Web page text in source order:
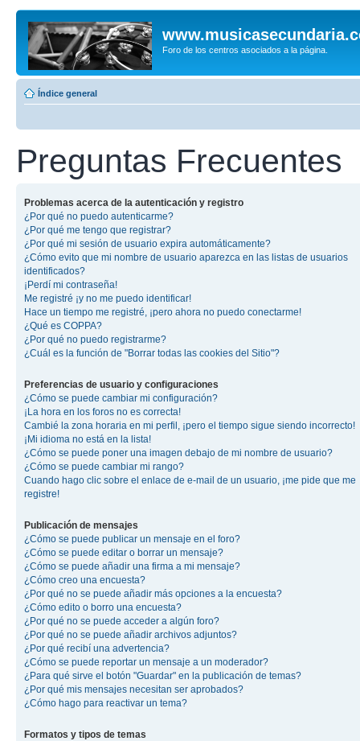
Foro de los centros asociados a la página.
Índice general
Preguntas Frecuentes
Problemas acerca de la autenticación y registro
¿Por qué no puedo autenticarme?
¿Por qué me tengo que registrar?
¿Por qué mi sesión de usuario expira automáticamente?
¿Cómo evito que mi nombre de usuario aparezca en las listas de usuarios
identificados?
¡Perdí mi contraseña!
Me registré ¡y no me puedo identificar!
Hace un tiempo me registré, ¡pero ahora no puedo conectarme!
¿Qué es COPPA?
¿Por qué no puedo registrarme?
¿Cuál es la función de "Borrar todas las cookies del Sitio"?
Preferencias de usuario y configuraciones
¿Cómo se puede cambiar mi configuración?
¡La hora en los foros no es correcta!
Cambié la zona horaria en mi perfil, ¡pero el tiempo sigue siendo incorrecto!
¡Mi idioma no está en la lista!
¿Cómo se puede poner una imagen debajo de mi nombre de usuario?
¿Cómo se puede cambiar mi rango?
Cuando hago clic sobre el enlace de e-mail de un usuario, ¡me pide que me
registre!
Publicación de mensajes
¿Cómo se puede publicar un mensaje en el foro?
¿Cómo se puede editar o borrar un mensaje?
¿Cómo se puede añadir una firma a mi mensaje?
¿Cómo creo una encuesta?
¿Por qué no se puede añadir más opciones a la encuesta?
¿Cómo edito o borro una encuesta?
¿Por qué no se puede acceder a algún foro?
¿Por qué no se puede añadir archivos adjuntos?
¿Por qué recibí una advertencia?
¿Cómo se puede reportar un mensaje a un moderador?
¿Para qué sirve el botón "Guardar" en la publicación de temas?
¿Por qué mis mensajes necesitan ser aprobados?
¿Cómo hago para reactivar un tema?
Formatos y tipos de temas